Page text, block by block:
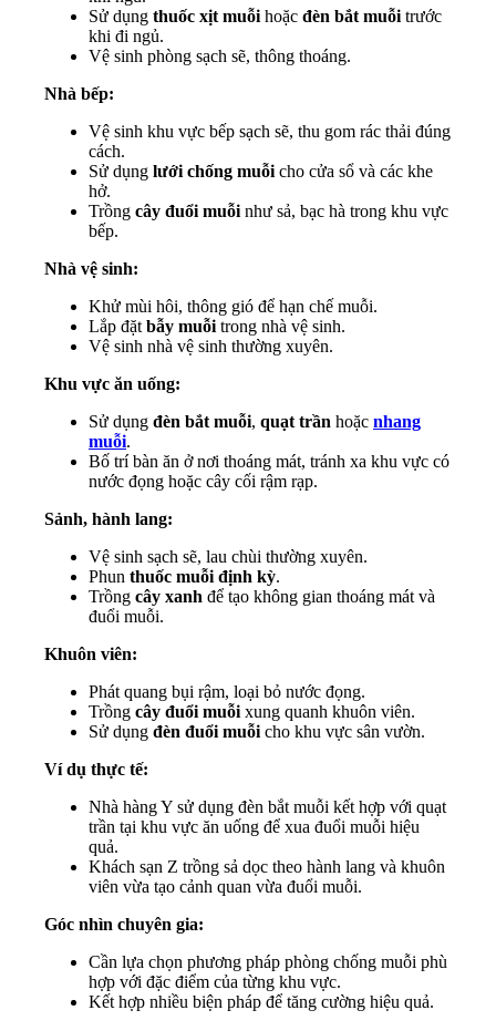
Sử dụng thuốc xịt muỗi hoặc đèn bắt muỗi trước
khi đi ngủ.
Vệ sinh phòng sạch sẽ, thông thoáng.
Nhà bếp:
Vệ sinh khu vực bếp sạch sẽ, thu gom rác thải đúng
cách.
Sử dụng lưới chống muỗi cho cửa sổ và các khe
hở.
Trồng cây đuổi muỗi như sả, bạc hà trong khu vực
bếp.
Nhà vệ sinh:
Khử mùi hôi, thông gió để hạn chế muỗi.
Lắp đặt bẫy muỗi trong nhà vệ sinh.
Vệ sinh nhà vệ sinh thường xuyên.
Khu vực ăn uống:
Sử dụng đèn bắt muỗi, quạt trần hoặc nhang
muỗi.
Bố trí bàn ăn ở nơi thoáng mát, tránh xa khu vực có
nước đọng hoặc cây cối rậm rạp.
Sảnh, hành lang:
Vệ sinh sạch sẽ, lau chùi thường xuyên.
Phun thuốc muỗi định kỳ.
Trồng cây xanh để tạo không gian thoáng mát và
đuổi muỗi.
Khuôn viên:
Phát quang bụi rậm, loại bỏ nước đọng.
Trồng cây đuổi muỗi xung quanh khuôn viên.
Sử dụng đèn đuổi muỗi cho khu vực sân vườn.
Ví dụ thực tế:
Nhà hàng Y sử dụng đèn bắt muỗi kết hợp với quạt
trần tại khu vực ăn uống để xua đuổi muỗi hiệu
quả.
Khách sạn Z trồng sả dọc theo hành lang và khuôn
viên vừa tạo cảnh quan vừa đuổi muỗi.
Góc nhìn chuyên gia:
Cần lựa chọn phương pháp phòng chống muỗi phù
hợp với đặc điểm của từng khu vực.
Kết hợp nhiều biện pháp để tăng cường hiệu quả.